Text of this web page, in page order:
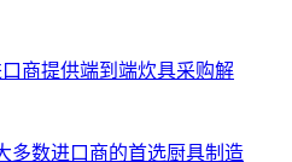
口商提供端到端炊具采购解
多数进口商的首选厨具制造